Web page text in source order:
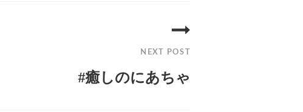
NEXT POST
#癒しのにあちゃ